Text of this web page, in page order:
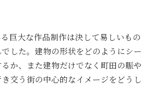
巨大な作品制作は決して易しいもの
した。建物の形状をどのようにシー
か、また建物だけでなく町田の賑や
交う街の中心的なイメージをどうし